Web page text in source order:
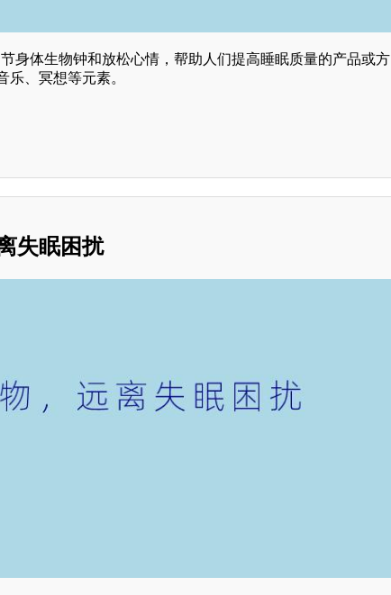
身体生物钟和放松心情，帮助人们提高睡眠质量的产品或方
乐、冥想等元素。
失眠困扰